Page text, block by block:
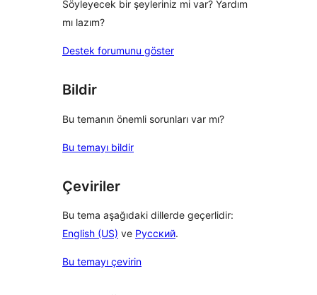
Söyleyecek bir şeyleriniz mi var? Yardım
mı lazım?
Destek forumunu göster
Bildir
Bu temanın önemli sorunları var mı?
Bu temayı bildir
Çeviriler
Bu tema aşağıdaki dillerde geçerlidir:
English (US) ve Русский.
Bu temayı çevirin